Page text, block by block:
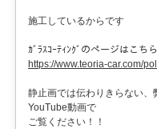
施工しているからです
ｶﾞﾗｽｺｰﾃｨﾝｸﾞのページはこちら
https://www.teoria-car.com/
静止画では伝わりきらない、
YouTube動画で
ご覧ください！！